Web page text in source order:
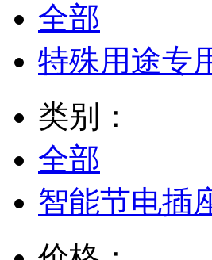
全部
特殊用途专
类别：
全部
智能节电插